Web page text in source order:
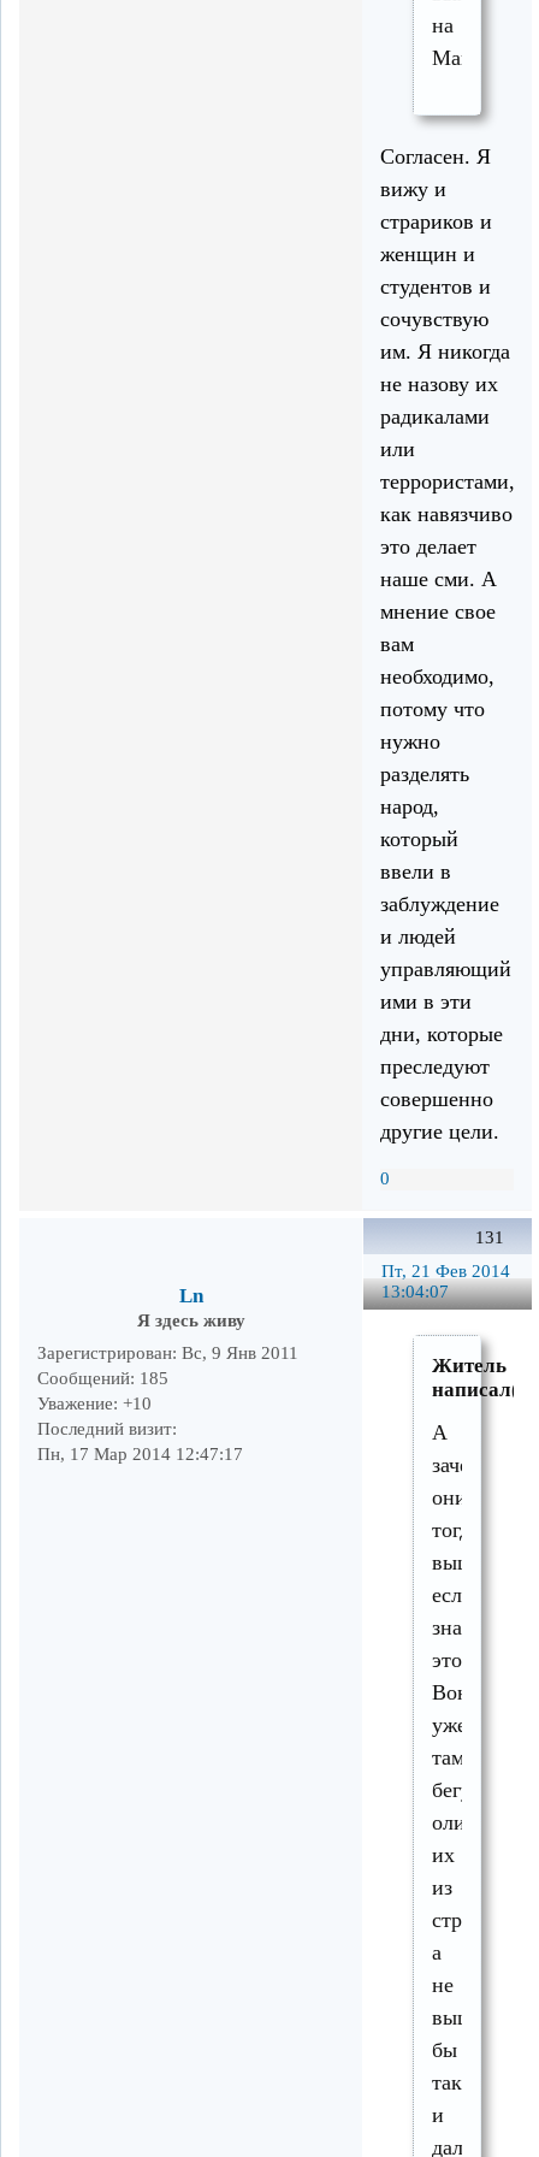
на
Майдан.
Согласен. Я
вижу и
страриков и
женщин и
студентов и
сочувствую
им. Я никогда
не назову их
радикалами
или
террористами,
как навязчиво
это делает
наше сми. А
мнение свое
вам
необходимо,
потому что
нужно
разделять
народ,
который
ввели в
заблуждение
и людей
управляющий
ими в эти
дни, которые
преследуют
совершенно
другие цели.
0
131
Пт, 21 Фев 2014
13:04:07
Ln
Я здесь живу
Зарегистрирован: Вс, 9 Янв 2011
Сообщений: 185
Уважение: +10
Последний визит:
Пн, 17 Мар 2014 12:47:17
Житель
А
зачем
они
тогда
вышли
если
знали
это?
Вон
уже
там
бегут
олигархи
их
из
страны,
а
не
вышли
бы
так
и
дальше